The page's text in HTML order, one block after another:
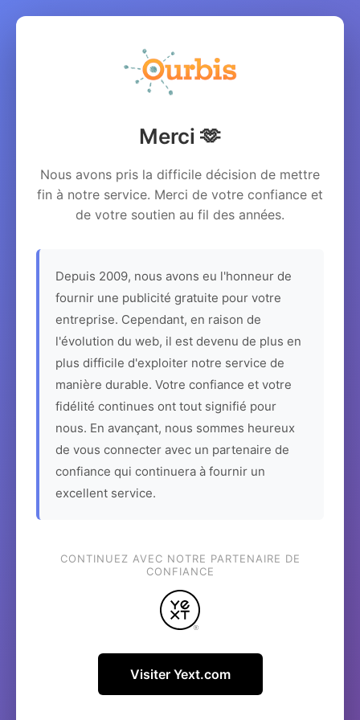
Merci 🫶
Nous avons pris la difficile décision de mettre
fin à notre service. Merci de votre confiance et
de votre soutien au fil des années.
Depuis 2009, nous avons eu l'honneur de
fournir une publicité gratuite pour votre
entreprise. Cependant, en raison de
l'évolution du web, il est devenu de plus en
plus difficile d'exploiter notre service de
manière durable. Votre confiance et votre
fidélité continues ont tout signifié pour
nous. En avançant, nous sommes heureux
de vous connecter avec un partenaire de
confiance qui continuera à fournir un
excellent service.
CONTINUEZ AVEC NOTRE PARTENAIRE DE
CONFIANCE
Visiter Yext.com